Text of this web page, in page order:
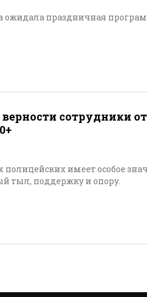
ожидала праздничная
сотрудники
имеет особое
тыл, поддержку и опору.